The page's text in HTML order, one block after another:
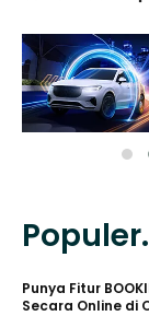
Populer.
Punya Fitur
Secara Online di